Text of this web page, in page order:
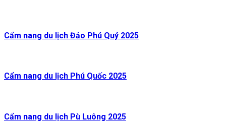
Cẩm nang du lịch Đảo Phú Quý 2025
Cẩm nang du lịch Phú Quốc 2025
Cẩm nang du lịch Pù Luông 2025